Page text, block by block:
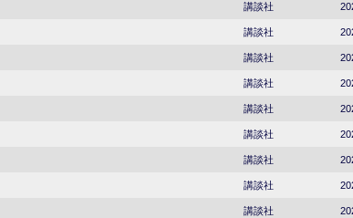
講談社
講談社
講談社
講談社
講談社
講談社
講談社
講談社
講談社